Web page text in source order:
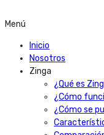
Menú
Inicio
Nosotros
Zinga
¿Qué es
¿Cómo
¿Cómo se